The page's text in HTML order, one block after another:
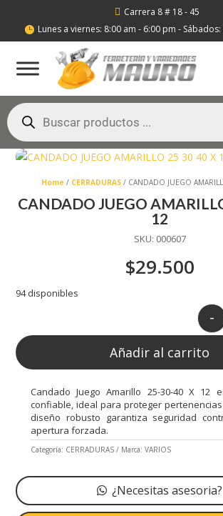
 Carrera 8 # 18 - 45
 Lunes a viernes: 8:00 am - 6:00 pm -
Búsqueda
de
productos
Home / CERRADURAS/ CANDADO JUEGO
CANDADO JUEGO
12
SKU: 000607
$29.500
94 disponibles
-
Añadir al carrito
Candado Juego Amarillo 25-30-40 X 12
confiable, ideal para proteger
diseño robusto garantiza seguridad
apertura forzada.
Categoría: CERRADURAS Marca: VARIOS
¿Necesitas asesoria?